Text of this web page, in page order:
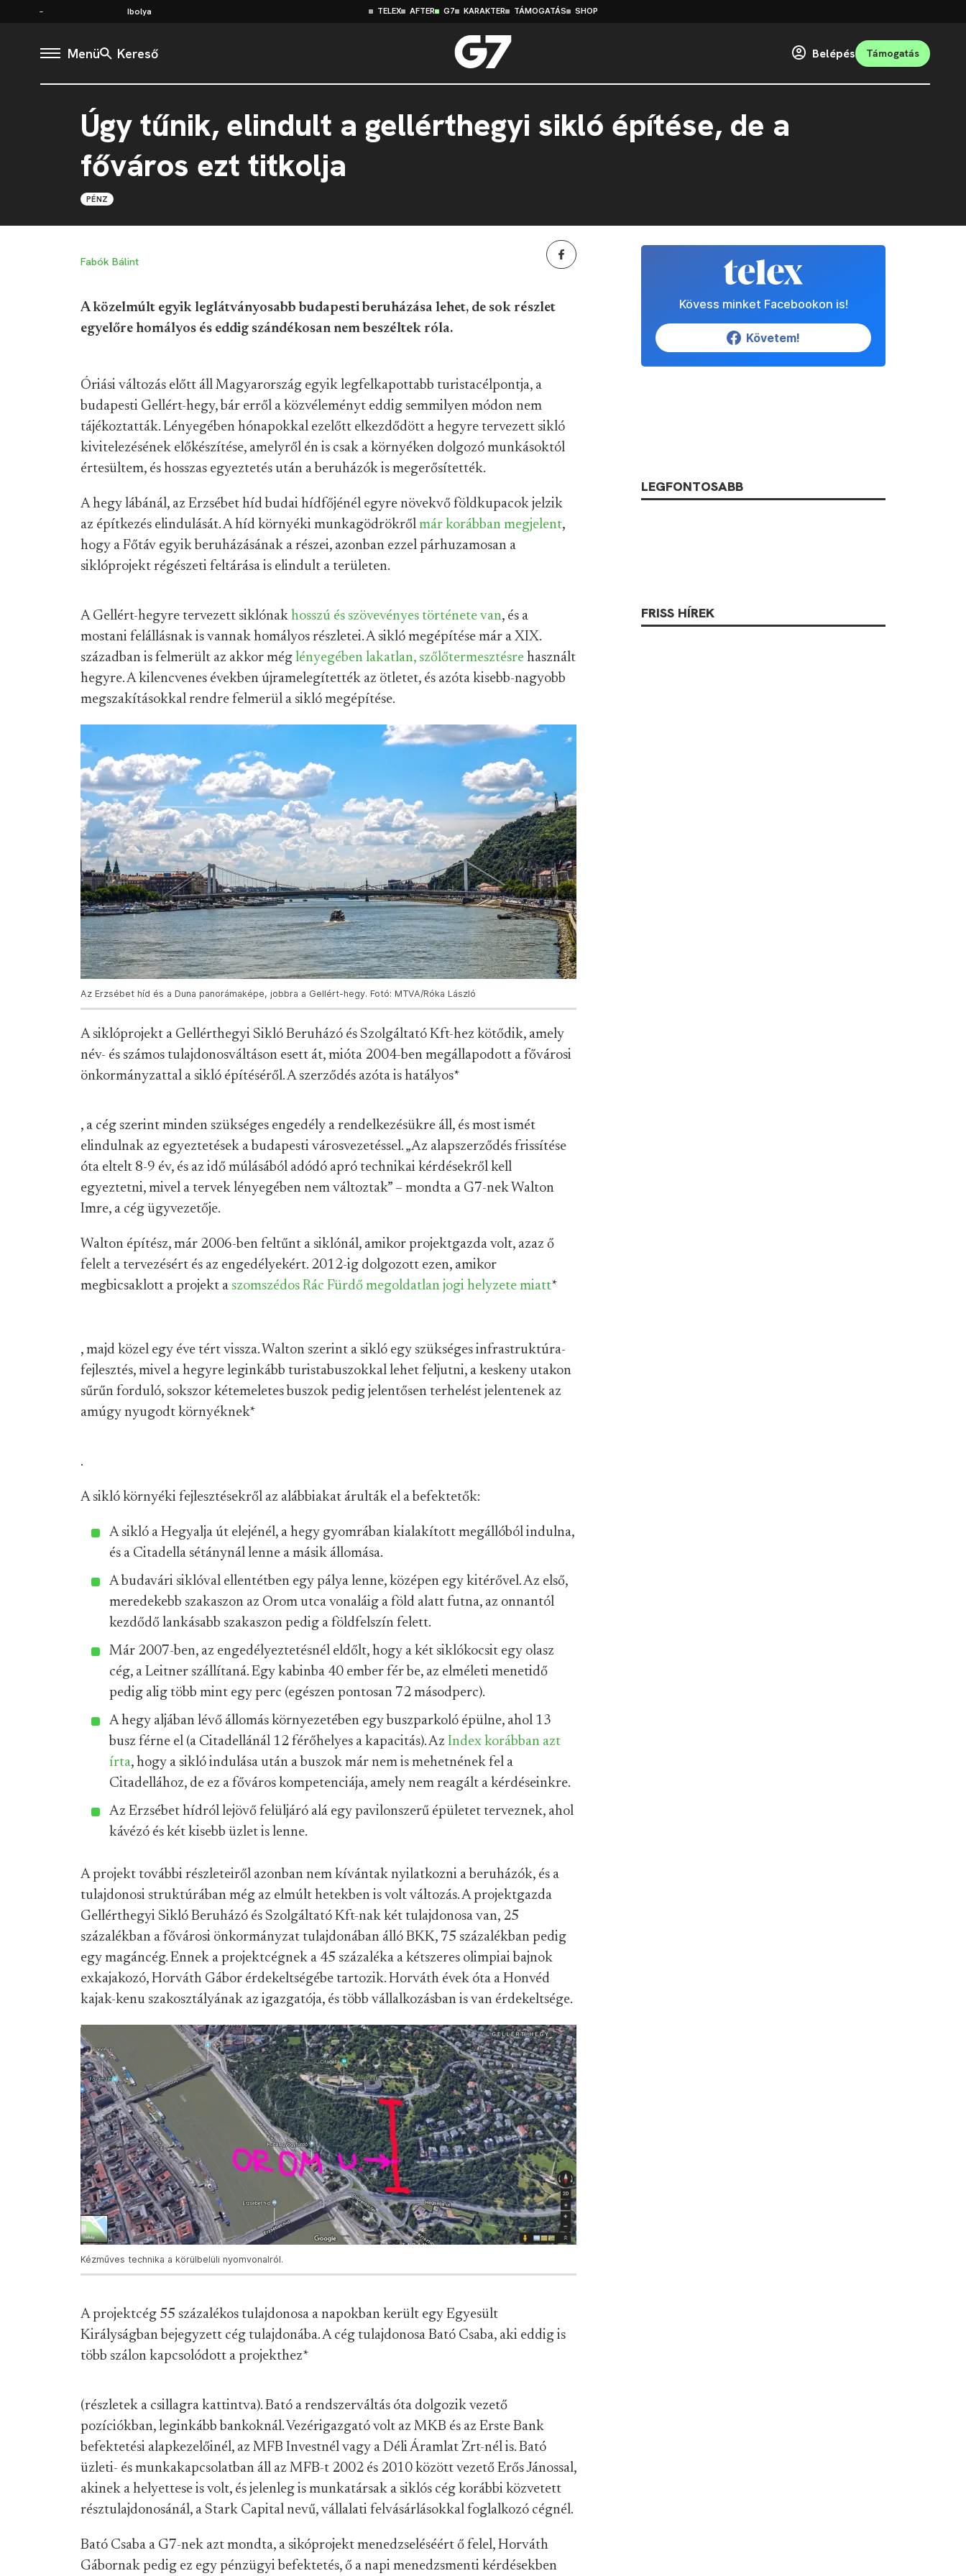
Ibolya TELEX AFTER G7 KARAKTER TÁMOGATÁS SHOP
Menü Kereső Belépés Támogatás
Úgy tűnik, elindult a gellérthegyi sikló építése, de a
főváros ezt titkolja
PÉNZ
Fabók Bálint
A közelmúlt egyik leglátványosabb budapesti beruházása lehet, de sok részlet
egyelőre homályos és eddig szándékosan nem beszéltek róla.
Óriási változás előtt áll Magyarország egyik legfelkapottabb turistacélpontja, a
budapesti Gellért-hegy, bár erről a közvéleményt eddig semmilyen módon nem
tájékoztatták. Lényegében hónapokkal ezelőtt elkezdődött a hegyre tervezett sikló
kivitelezésének előkészítése, amelyről én is csak a környéken dolgozó munkásoktól
értesültem, és hosszas egyeztetés után a beruházók is megerősítették.
A hegy lábánál, az Erzsébet híd budai hídfőjénél egyre növekvő földkupacok jelzik
az építkezés elindulását. A híd környéki munkagödrökről már korábban megjelent,
hogy a Főtáv egyik beruházásának a részei, azonban ezzel párhuzamosan a
siklóprojekt régészeti feltárása is elindult a területen.
A Gellért-hegyre tervezett siklónak hosszú és szövevényes története van, és a
mostani felállásnak is vannak homályos részletei. A sikló megépítése már a XIX.
században is felmerült az akkor még lényegében lakatlan, szőlőtermesztésre használt
hegyre. A kilencvenes években újramelegítették az ötletet, és azóta kisebb-nagyobb
megszakításokkal rendre felmerül a sikló megépítése.
Az Erzsébet híd és a Duna panorámaképe, jobbra a Gellért-hegy. Fotó: MTVA/Róka László
A siklóprojekt a Gellérthegyi Sikló Beruházó és Szolgáltató Kft-hez kötődik, amely
név- és számos tulajdonosváltáson esett át, mióta 2004-ben megállapodott a fővárosi
önkormányzattal a sikló építéséről. A szerződés azóta is hatályos*
, a cég szerint minden szükséges engedély a rendelkezésükre áll, és most ismét
elindulnak az egyeztetések a budapesti városvezetéssel. „Az alapszerződés frissítése
óta eltelt 8-9 év, és az idő múlásából adódó apró technikai kérdésekről kell
egyeztetni, mivel a tervek lényegében nem változtak” – mondta a G7-nek Walton
Imre, a cég ügyvezetője.
Walton építész, már 2006-ben feltűnt a siklónál, amikor projektgazda volt, azaz ő
felelt a tervezésért és az engedélyekért. 2012-ig dolgozott ezen, amikor
megbicsaklott a projekt a szomszédos Rác Fürdő megoldatlan jogi helyzete miatt*
, majd közel egy éve tért vissza. Walton szerint a sikló egy szükséges infrastruktúra-
fejlesztés, mivel a hegyre leginkább turistabuszokkal lehet feljutni, a keskeny utakon
sűrűn forduló, sokszor kétemeletes buszok pedig jelentősen terhelést jelentenek az
amúgy nyugodt környéknek*
.
A sikló környéki fejlesztésekről az alábbiakat árulták el a befektetők:
A sikló a Hegyalja út elejénél, a hegy gyomrában kialakított megállóból indulna,
és a Citadella sétánynál lenne a másik állomása.
A budavári siklóval ellentétben egy pálya lenne, középen egy kitérővel. Az első,
meredekebb szakaszon az Orom utca vonaláig a föld alatt futna, az onnantól
kezdődő lankásabb szakaszon pedig a földfelszín felett.
Már 2007-ben, az engedélyeztetésnél eldőlt, hogy a két siklókocsit egy olasz
cég, a Leitner szállítaná. Egy kabinba 40 ember fér be, az elméleti menetidő
pedig alig több mint egy perc (egészen pontosan 72 másodperc).
A hegy aljában lévő állomás környezetében egy buszparkoló épülne, ahol 13
busz férne el (a Citadellánál 12 férőhelyes a kapacitás). Az Index korábban azt
írta, hogy a sikló indulása után a buszok már nem is mehetnének fel a
Citadellához, de ez a főváros kompetenciája, amely nem reagált a kérdéseinkre.
Az Erzsébet hídról lejövő felüljáró alá egy pavilonszerű épületet terveznek, ahol
kávézó és két kisebb üzlet is lenne.
A projekt további részleteiről azonban nem kívántak nyilatkozni a beruházók, és a
tulajdonosi struktúrában még az elmúlt hetekben is volt változás. A projektgazda
Gellérthegyi Sikló Beruházó és Szolgáltató Kft-nak két tulajdonosa van, 25
százalékban a fővárosi önkormányzat tulajdonában álló BKK, 75 százalékban pedig
egy magáncég. Ennek a projektcégnek a 45 százaléka a kétszeres olimpiai bajnok
exkajakozó, Horváth Gábor érdekeltségébe tartozik. Horváth évek óta a Honvéd
kajak-kenu szakosztályának az igazgatója, és több vállalkozásban is van érdekeltsége.
Kézműves technika a körülbelüli nyomvonalról.
A projektcég 55 százalékos tulajdonosa a napokban került egy Egyesült
Királyságban bejegyzett cég tulajdonába. A cég tulajdonosa Bató Csaba, aki eddig is
több szálon kapcsolódott a projekthez*
(részletek a csillagra kattintva). Bató a rendszerváltás óta dolgozik vezető
pozíciókban, leginkább bankoknál. Vezérigazgató volt az MKB és az Erste Bank
befektetési alapkezelőinél, az MFB Investnél vagy a Déli Áramlat Zrt-nél is. Bató
üzleti- és munkakapcsolatban áll az MFB-t 2002 és 2010 között vezető Erős Jánossal,
akinek a helyettese is volt, és jelenleg is munkatársak a siklós cég korábbi közvetett
résztulajdonosánál, a Stark Capital nevű, vállalati felvásárlásokkal foglalkozó cégnél.
Bató Csaba a G7-nek azt mondta, a sikóprojekt menedzseléséért ő felel, Horváth
Gábornak pedig ez egy pénzügyi befektetés, ő a napi menedzsmenti kérdésekben
Kövess minket Facebookon is!
Követem!
LEGFONTOSABB
FRISS HÍREK